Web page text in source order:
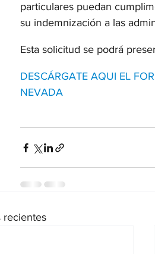
particulares puedan
su indemnización a las
Esta solicitud se podrá
DESCÁRGATE AQUI EL
NEVADA
recientes